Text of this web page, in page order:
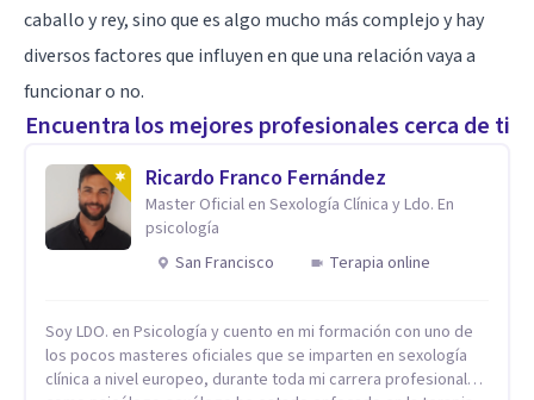
caballo y rey, sino que es algo mucho más complejo y hay
diversos factores que influyen en que una relación vaya a
funcionar o no.
Encuentra los mejores profesionales cerca de ti
Ricardo Franco Fernández
Master Oficial en Sexología Clínica y Ldo. En
psicología
San Francisco
Terapia online
Soy LDO. en Psicología y cuento en mi formación con uno de
los pocos masteres oficiales que se imparten en sexología
clínica a nivel europeo, durante toda mi carrera profesional